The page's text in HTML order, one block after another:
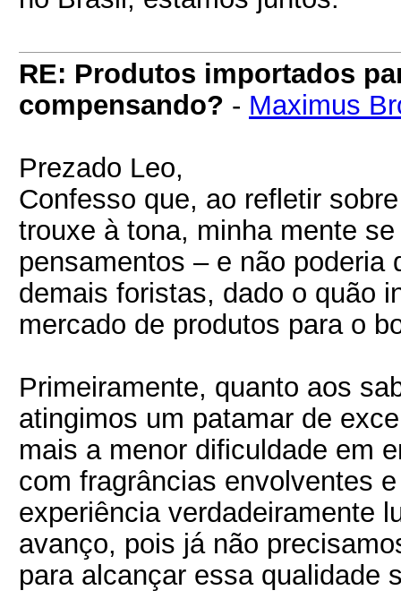
RE: Produtos importados
compensando? - Maximus
Prezado Leo,
Confesso que, ao refletir
trouxe à tona, minha mente
pensamentos – e não
demais foristas, dado o quão
mercado de produtos para o
Primeiramente, quanto aos
atingimos um patamar de
mais a menor dificuldade em
com fragrâncias envolventes
experiência verdadeiramente
avanço, pois já não
para alcançar essa qualidade